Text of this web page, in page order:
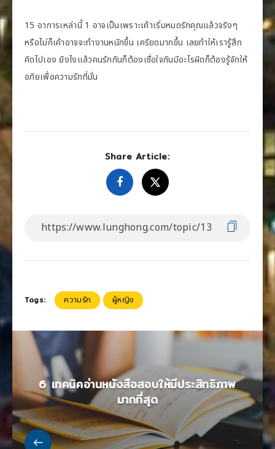
15 อาการเหล่านี้ 1 อาจเป็นเพราะเค้าเริ่มหมดรักคุณแล้วจริงๆ
หรือไม่ก็เค้าอาจจะทำงานหนักขึ้น เครียดมากขึ้น เลยทำให้เรารู้สึก
คิดไปเอง ยังไงแล้วคนรักกันก็ต้องเชื่อใจกันมีอะไรผิดก็ต้องรู้จักให้
อภัยเพื่อความรักที่มั่น
Share Article:
Tags: ความรัก ผู้หญิง
6 เทคนิคอ่านหนังสือสอบให้มีประสิทธิภาพ
มากที่สุด